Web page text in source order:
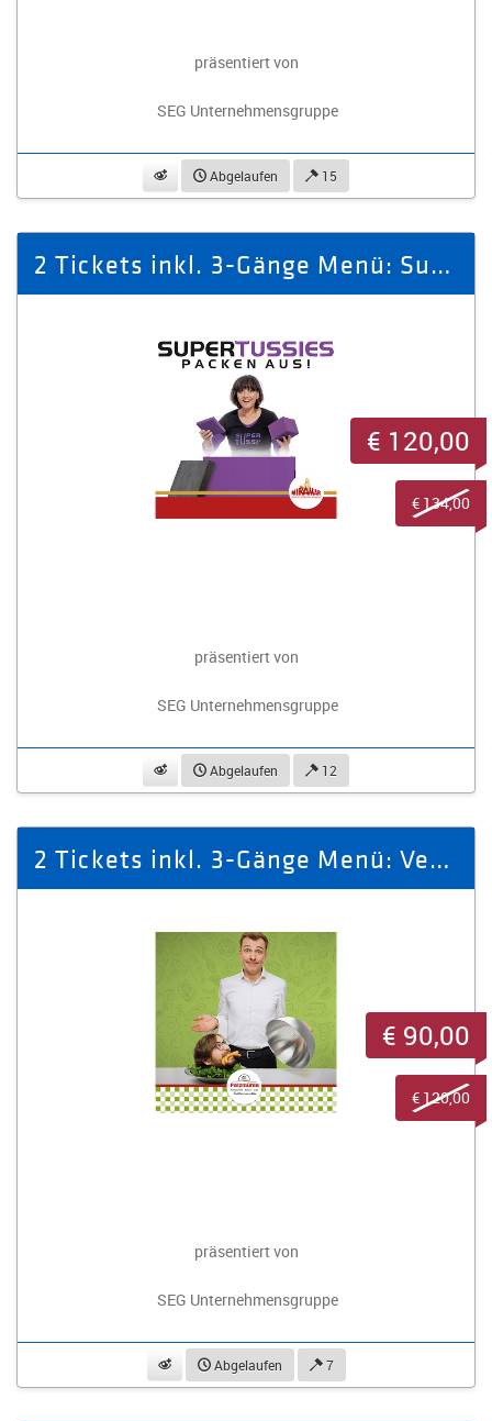
präsentiert von
SEG Unternehmensgruppe
beobachtenAbgelaufen 15
2 Tickets inkl. 3-Gänge Menü: Supertussis
präsentiert von
SEG Unternehmensgruppe
beobachtenAbgelaufen 12
€ 120,00
€ 134,00
2 Tickets inkl. 3-Gänge Menü: Venie, Vidi, Veggie
präsentiert von
SEG Unternehmensgruppe
beobachtenAbgelaufen 7
€ 90,00
€ 120,00